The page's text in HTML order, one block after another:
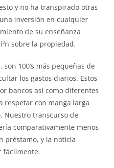
y no ha transpirado otras
inversión en cualquier
de su enseñanza
sobre la propiedad.
100’s más pequeñas de
los gastos diarios. Estos
bancos así­ como diferentes
respetar con manga larga
Nuestro transcurso de
comparativamente menos
préstamo, y la noticia
fácilmente.